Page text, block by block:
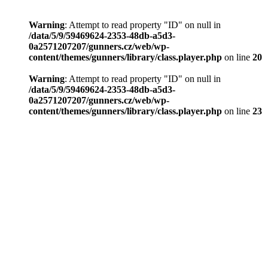
Warning: Attempt to read property "ID" on null in
/data/5/9/59469624-2353-48db-a5d3-
0a2571207207/gunners.cz/web/wp-
content/themes/gunners/library/class.player.php on line 20
Warning: Attempt to read property "ID" on null in
/data/5/9/59469624-2353-48db-a5d3-
0a2571207207/gunners.cz/web/wp-
content/themes/gunners/library/class.player.php on line 23